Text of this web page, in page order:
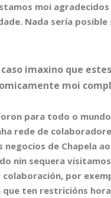
moi agradecidos
Nada sería posible
imaxino que
moi
para todo o
rede de
negocios de Chapela
nin sequera
por
ten restricións